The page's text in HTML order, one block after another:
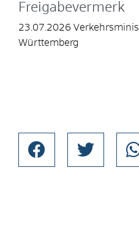
Freigabevermerk
23.07.2026
Württemberg